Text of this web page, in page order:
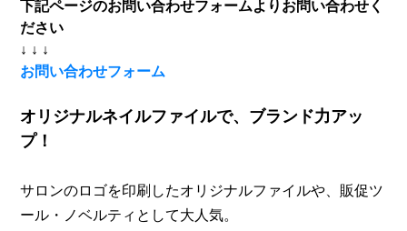
下記ページのお問い合わせフォームよりお問い合わせく
ださい
↓ ↓ ↓
お問い合わせフォーム
オリジナルネイルファイルで、ブランド力アッ
プ！
サロンのロゴを印刷したオリジナルファイルや、販促ツ
ール・ノベルティとして大人気。